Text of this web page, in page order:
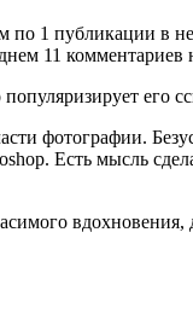
по 1 публикации
11
его
фотографии.
Есть мысль